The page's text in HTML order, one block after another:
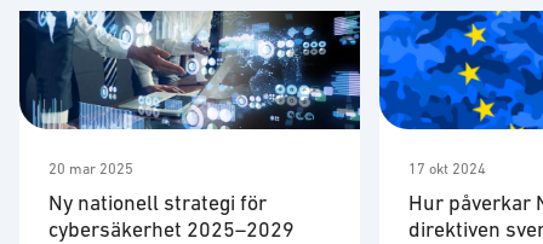
20 mar 2025
​Ny nationell strategi för
cybersäkerhet 2025–2029
17 okt 2024
Hur påverkar
direktiven